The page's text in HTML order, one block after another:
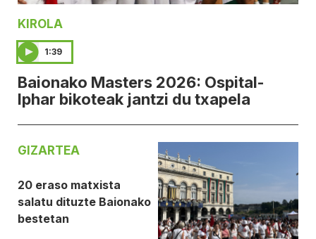
KIROLA
1:39
Baionako Masters 2026: Ospital-
Iphar bikoteak jantzi du txapela
GIZARTEA
20 eraso matxista
salatu dituzte Baionako
bestetan